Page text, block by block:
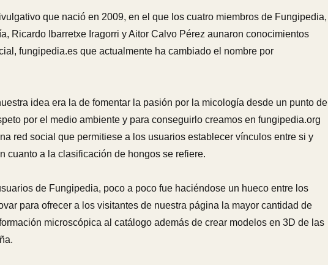
que nació en 2009, en el que los cuatro miembros de Fungipedia,
Ricardo Ibarretxe Iragorri y Aitor Calvo Pérez aunaron conocimientos
fungipedia.es que actualmente ha cambiado el nombre por
idea era la de fomentar la pasión por la micología desde un punto de
por el medio ambiente y para conseguirlo creamos en fungipedia.org
red social que permitiese a los usuarios establecer vínculos entre si y
cuanto a la clasificación de hongos se refiere.
de Fungipedia, poco a poco fue haciéndose un hueco entre los
para ofrecer a los visitantes de nuestra página la mayor cantidad de
microscópica al catálogo además de crear modelos en 3D de las